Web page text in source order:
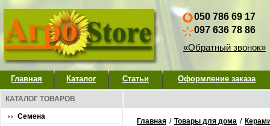
050 786 69 17
097 636 78 86
«Обратный звонок»
Главная Каталог Статьи Оформление заказа
КАТАЛОГ ТОВАРОВ
Семена
Главная / Товары для дома /